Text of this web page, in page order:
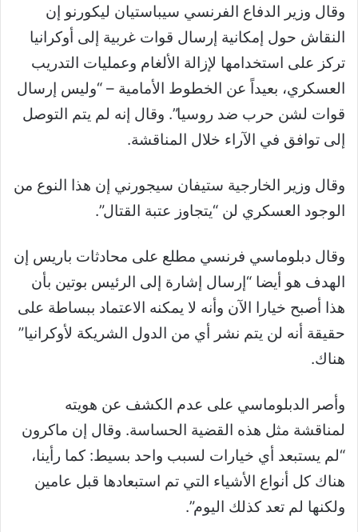
وقال وزير الدفاع الفرنسي سيباستيان ليكورنو إن
النقاش حول إمكانية إرسال قوات غربية إلى أوكرانيا
تركز على استخدامها لإزالة الألغام وعمليات التدريب
العسكري، بعيداً عن الخطوط الأمامية – “وليس إرسال
قوات لشن حرب ضد روسيا”. وقال إنه لم يتم التوصل
إلى توافق في الآراء خلال المناقشة.
وقال وزير الخارجية ستيفان سيجورني إن هذا النوع من
الوجود العسكري لن “يتجاوز عتبة القتال”.
وقال دبلوماسي فرنسي مطلع على محادثات باريس إن
الهدف هو أيضا “إرسال إشارة إلى الرئيس بوتين بأن
هذا أصبح خيارا الآن وأنه لا يمكنه الاعتماد ببساطة على
حقيقة أنه لن يتم نشر أي من الدول الشريكة لأوكرانيا”
هناك.
وأصر الدبلوماسي على عدم الكشف عن هويته
لمناقشة مثل هذه القضية الحساسة. وقال إن ماكرون
“لم يستبعد أي خيارات لسبب واحد بسيط: كما رأينا،
هناك كل أنواع الأشياء التي تم استبعادها قبل عامين
ولكنها لم تعد كذلك اليوم”.